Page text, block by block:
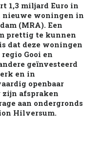
1,3 miljard Euro in
nieuwe woningen in
(MRA). Een
prettig te kunnen
dat deze woningen
Gooi en
geïnvesteerd
en in
openbaar
zijn afspraken
aan ondergronds
Hilversum.